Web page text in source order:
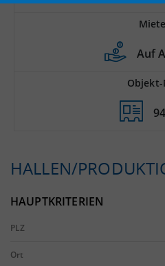
Miete
Auf
Objekt-
HALLEN/
HAUPTKRITERIEN
PLZ
Ort